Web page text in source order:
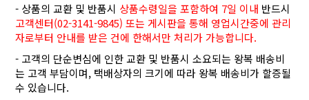
- 상품의 교환 및 반품시 상품수령일을 포함하여 7일 이내 반드시
고객센터(02-3141-9845) 또는 게시판을 통해 영업시간중에 관리
자로부터 안내를 받은 건에 한해서만 처리가 가능합니다.
- 고객의 단순변심에 인한 교환 및 반품시 소요되는 왕복 배송비
는 고객 부담이며, 택배상자의 크기에 따라 왕복 배송비가 할증될
수 있습니다.